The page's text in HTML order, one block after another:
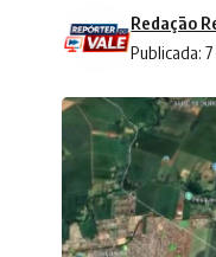
Publicada:
Redação